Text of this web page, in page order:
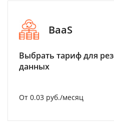
BaaS
Выбрать тариф для
данных
От 0.03 руб./месяц